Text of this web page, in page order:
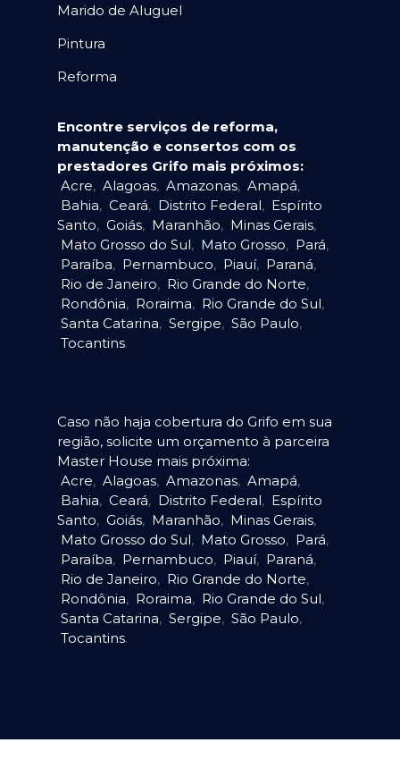
Marido de Aluguel
Pintura
Reforma
Encontre serviços de reforma,
manutenção e consertos com os
prestadores Grifo mais próximos:
Acre, Alagoas, Amazonas, Amapá,
Bahia, Ceará, Distrito Federal, Espírito
Santo, Goiás, Maranhão, Minas Gerais,
Mato Grosso do Sul, Mato Grosso, Pará,
Paraíba, Pernambuco, Piauí, Paraná,
Rio de Janeiro, Rio Grande do Norte,
Rondônia, Roraima, Rio Grande do Sul,
Santa Catarina, Sergipe, São Paulo,
Tocantins.
Caso não haja cobertura do Grifo em sua
região, solicite um orçamento à parceira
Master House mais próxima:
Acre, Alagoas, Amazonas, Amapá,
Bahia, Ceará, Distrito Federal, Espírito
Santo, Goiás, Maranhão, Minas Gerais,
Mato Grosso do Sul, Mato Grosso, Pará,
Paraíba, Pernambuco, Piauí, Paraná,
Rio de Janeiro, Rio Grande do Norte,
Rondônia, Roraima, Rio Grande do Sul,
Santa Catarina, Sergipe, São Paulo,
Tocantins.